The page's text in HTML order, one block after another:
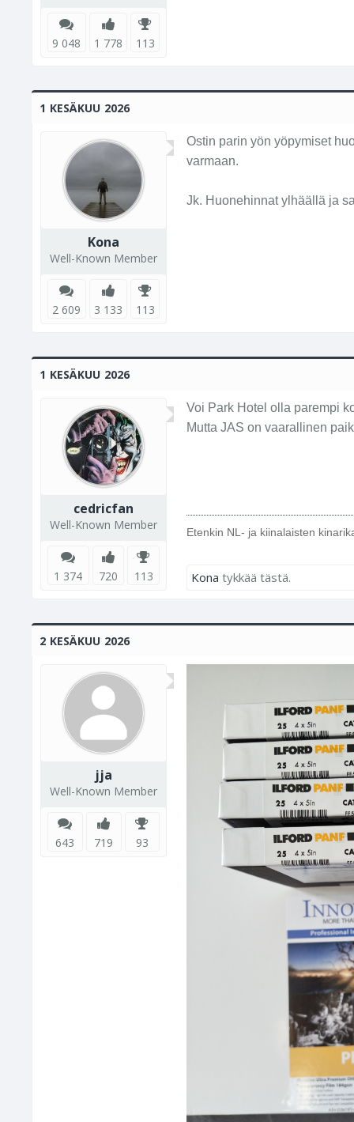
9 048 1 778 113
1 KESÄKUU 2026
Kona
Well-Known Member
2 609 3 133 113
Ostin parin yön yöpymiset
varmaan.
Jk. Huonehinnat ylhäällä ja
1 KESÄKUU 2026
cedricfan
Well-Known Member
1 374 720 113
Voi Park Hotel olla parempi
Mutta JAS on vaarallinen
Etenkin NL- ja kiinalaisten
Kona tykkää tästä.
2 KESÄKUU 2026
jja
Well-Known Member
643 719 93